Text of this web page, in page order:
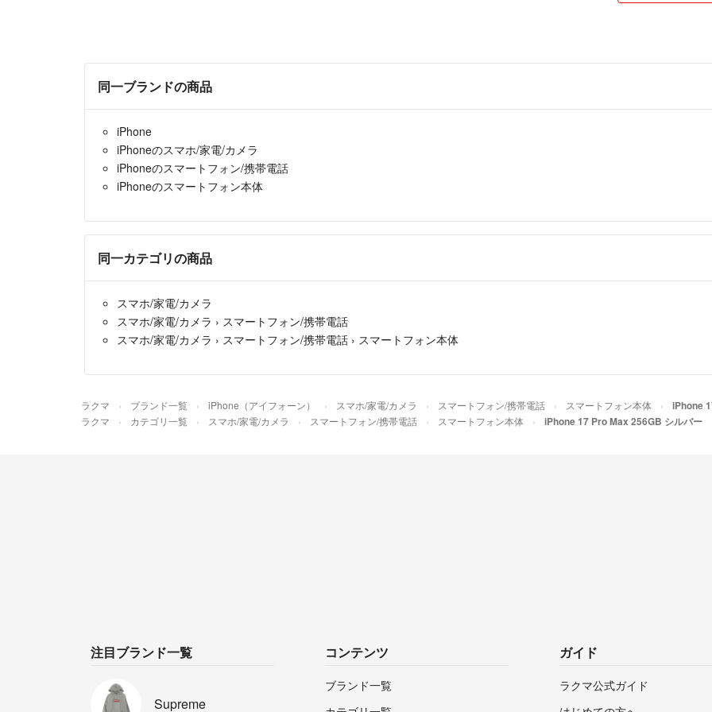
最後になりますが
同一ブランドの商品
iPhone
iPhoneのスマホ/家電/カメラ
iPhoneのスマートフォン/携帯電話
iPhoneのスマートフォン本体
同一カテゴリの商品
スマホ/家電/カメラ
スマホ/家電/カメラ › スマートフォン/携帯電話
スマホ/家電/カメラ › スマートフォン/携帯電話 › スマートフォン本体
ラクマ ブランド一覧 iPhone（アイフォーン） スマホ/家電/カメラ スマートフォン/携帯電話 スマートフォン本体 iPhone
ラクマ カテゴリ一覧 スマホ/家電/カメラ スマートフォン/携帯電話 スマートフォン本体 iPhone 17 Pro Max 256GB シルバー
注目ブランド一覧
Supreme
コンテンツ
ブランド一覧
ガイド
ラクマ公式ガイド